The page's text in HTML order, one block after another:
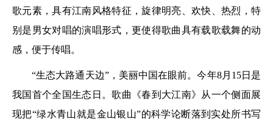
歌元素，具有江南风格特征，旋律明亮、欢快、热烈，特
别是男女对唱的演唱形式，更使得歌曲具有载歌载舞的动
感，便于传唱。
“生态大路通天边”，美丽中国在眼前。今年8月15日是
我国首个全国生态日。歌曲《春到大江南》从一个侧面展
现把“绿水青山就是金山银山”的科学论断落到实处所书写